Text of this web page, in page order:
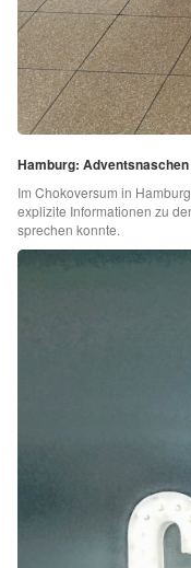
Hamburg:
Im Chokoversum in
explizite Informationen zu
sprechen konnte.